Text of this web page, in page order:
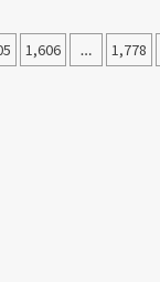
1,606 … 1,778